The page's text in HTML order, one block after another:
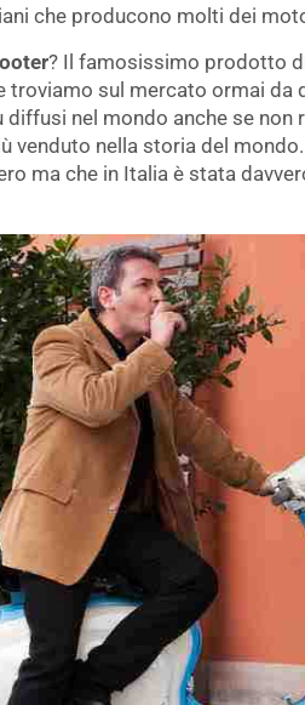
che producono molti dei
? Il famosissimo prodotto
troviamo sul mercato ormai da
nel mondo anche se non
venduto nella storia del
ma che in Italia è stata